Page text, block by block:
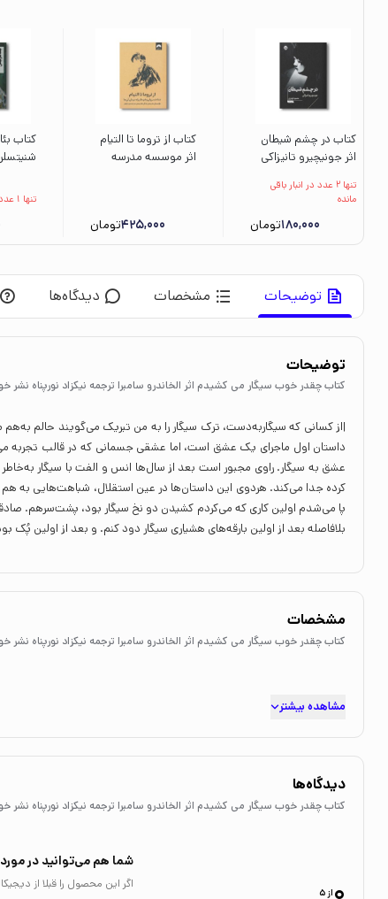
کتاب در چشم شیطان
اثر جونیچیرو تانیزاکی
نشر خوبتنها 2 عدد در انبار باقی
مانده
180,000تومان
کتاب از تروما تا التیام
اثر موسسه مدرسه
425,000تومان
کتاب
جاویدان
تنها 1 عدد در انبار باقی مانده
توضیحات مشخصات دیدگاه‌ها
توضیحات
کتاب چقدر خوب سیگار می کشیدم اثر الخاندرو سامبرا ترجمه نیکزاد نورپناه نشر
|از کسانی که سیگاربه‌دست، ترک سیگار را به من تبریک می‌گویند حالم
داستان اول ماجرای یک عشق است، اما عشقی جسمانی که در قالب تجربه
عشق به سیگار. راوی مجبور است بعد از سال‌ها انس و الفت با سیگار به‌خاطر
کرده جدا می‌کند. هردوی این داستان‌ها در عین استقلال، شباهت‌هایی به
پا می‌شدم اولین کاری که می‌کردم کشیدن دو نخ سیگار بود، پشت‌سرهم.
بلافاصله بعد از اولین بارقه‌های هشیاری سیگار دود کنم. و بعد از اولین پُک
مشخصات
کتاب چقدر خوب سیگار می کشیدم اثر الخاندرو سامبرا ترجمه نیکزاد نورپناه نشر
مشاهده بیشتر
دیدگاه‌ها
کتاب چقدر خوب سیگار می کشیدم اثر الخاندرو سامبرا ترجمه نیکزاد نورپناه نشر
از 5
شما هم می‌توانید در مورد
اگر این محصول را قبلا از